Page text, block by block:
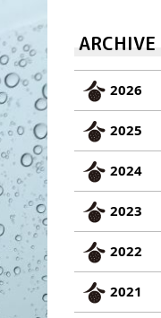
ARCHIVE
2026
2025
2024
2023
2022
2021